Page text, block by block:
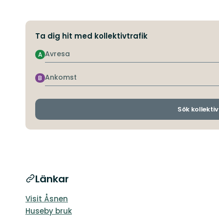
Ta dig hit med kollektivtrafik
Avresa
A
Ankomst
B
Sök
Länkar
Visit Åsnen
Huseby bruk